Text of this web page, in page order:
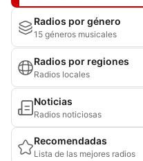
Radios por género
15 géneros musicales
Radios por regiones
Radios locales
Noticias
Radios noticiosas
Recomendadas
Lista de las mejores radios